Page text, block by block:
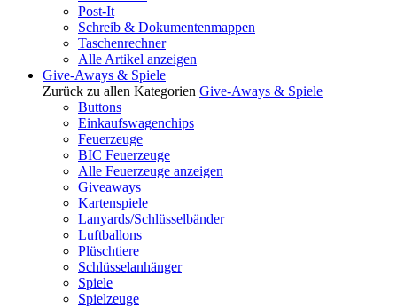
Post-It
Schreib & Dokumentenmappen
Taschenrechner
Alle Artikel anzeigen
Give-Aways & Spiele
Zurück zu allen Kategorien Give-Aways & Spiele
Buttons
Einkaufswagenchips
Feuerzeuge
BIC Feuerzeuge
Alle Feuerzeuge anzeigen
Giveaways
Kartenspiele
Lanyards/Schlüsselbänder
Luftballons
Plüschtiere
Schlüsselanhänger
Spiele
Spielzeuge